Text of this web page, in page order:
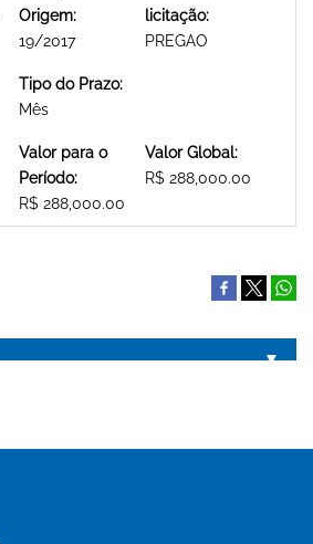
Origem:
19/2017
licitação:
PREGAO
Tipo do Prazo:
Mês
Valor para o
Período:
R$ 288,000.00
Valor Global:
R$ 288,000.00